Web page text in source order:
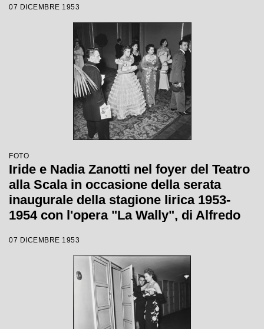
Giulini, con la regia di Tatiana Pavlova
07 DICEMBRE 1953
FOTO
Iride e Nadia Zanotti nel foyer del Teatro
alla Scala in occasione della serata
inaugurale della stagione lirica 1953-
1954 con l'opera "La Wally", di Alfredo
con la regia di Tatiana Pavlova
07 DICEMBRE 1953